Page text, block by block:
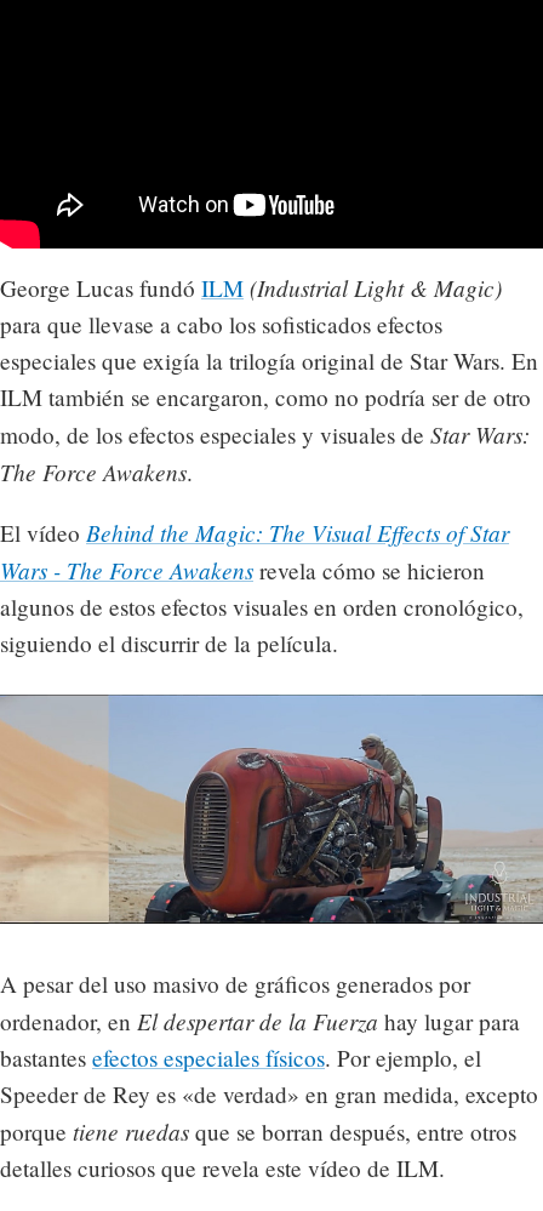
George Lucas fundó ILM (Industrial Light & Magic)
para que llevase a cabo los sofisticados efectos
especiales que exigía la trilogía original de Star Wars. En
ILM también se encargaron, como no podría ser de otro
modo, de los efectos especiales y visuales de Star Wars:
The Force Awakens.
El vídeo Behind the Magic: The Visual Effects of Star
Wars - The Force Awakens revela cómo se hicieron
algunos de estos efectos visuales en orden cronológico,
siguiendo el discurrir de la película.
A pesar del uso masivo de gráficos generados por
ordenador, en El despertar de la Fuerza hay lugar para
bastantes efectos especiales físicos. Por ejemplo, el
Speeder de Rey es «de verdad» en gran medida, excepto
porque tiene ruedas que se borran después, entre otros
detalles curiosos que revela este vídeo de ILM.